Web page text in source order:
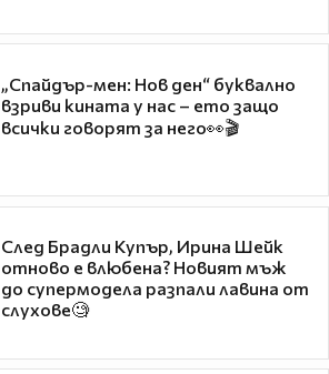
„Спайдър-мен: Нов ден“ буквално
взриви кината у нас – ето защо
всички говорят за него👀🎬
След Брадли Купър, Ирина Шейк
отново е влюбена? Новият мъж
до супермодела разпали лавина от
слухове🧐